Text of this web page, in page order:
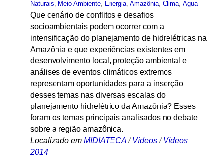
Naturais, Meio Ambiente, Energia, Amazônia, Clima, Água
Que cenário de conflitos e desafios
socioambientais podem ocorrer com a
intensificação do planejamento de hidrelétricas na
Amazônia e que experiências existentes em
desenvolvimento local, proteção ambiental e
análises de eventos climáticos extremos
representam oportunidades para a inserção
desses temas nas diversas escalas do
planejamento hidrelétrico da Amazônia? Esses
foram os temas principais analisados no debate
sobre a região amazônica.
Localizado em MIDIATECA /Vídeos /Vídeos
2014